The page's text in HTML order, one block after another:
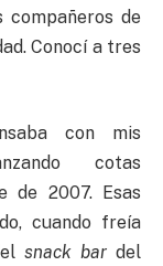
de
Conocí a tres
con mis
cotas
de 2007. Esas
cuando freía
snack bar del